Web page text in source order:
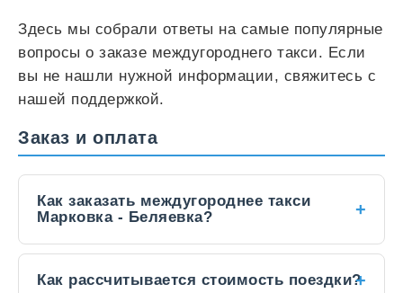
Здесь мы собрали ответы на самые популярные
вопросы о заказе междугороднего такси. Если
вы не нашли нужной информации, свяжитесь с
нашей поддержкой.
Заказ и оплата
Как заказать междугороднее такси
Марковка - Беляевка?
Заказать такси между городами можно
Как рассчитывается стоимость поездки?